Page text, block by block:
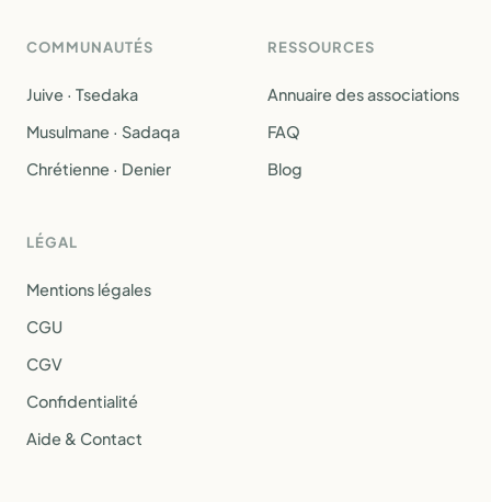
COMMUNAUTÉS
Juive · Tsedaka
Musulmane · Sadaqa
Chrétienne · Denier
RESSOURCES
Annuaire des associations
FAQ
Blog
LÉGAL
Mentions légales
CGU
CGV
Confidentialité
Aide & Contact